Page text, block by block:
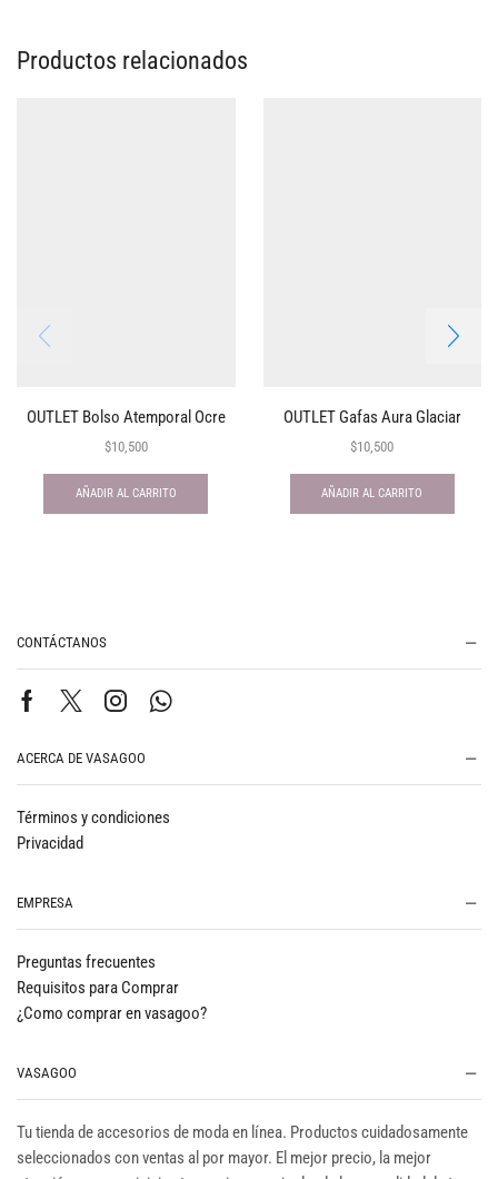
Productos relacionados
OUTLET Bolso Atemporal Ocre
$10,500
AÑADIR AL CARRITO
OUTLET Gafas Aura Glaciar
$10,500
AÑADIR AL CARRITO
CONTÁCTANOS
ACERCA DE VASAGOO
Términos y condiciones
Privacidad
EMPRESA
Preguntas frecuentes
Requisitos para Comprar
¿Como comprar en vasagoo?
VASAGOO
Tu tienda de accesorios de moda en línea. Productos cuidadosamente
seleccionados con ventas al por mayor. El mejor precio, la mejor